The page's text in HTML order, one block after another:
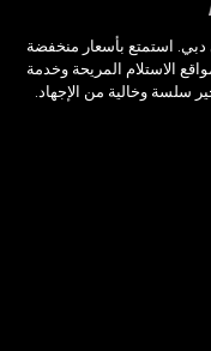
دبي. استمتع بأسعار منخفضة
الاستلام المريحة وخدمة
سلسة وخالية من الإجهاد.